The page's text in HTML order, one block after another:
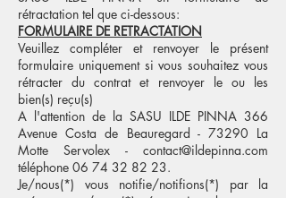
rétractation tel que ci-dessous:
FORMULAIRE DE RETRACTATION
Veuillez compléter et renvoyer le présent
formulaire uniquement si vous souhaitez vous
rétracter du contrat et renvoyer le ou les
bien(s) reçu(s)
A l'attention de la SASU ILDE PINNA 366
Avenue Costa de Beauregard - 73290 La
Motte Servolex -
contact@ildepinna.com
téléphone 06 74 32 82 23.
Je/nous(*) vous notifie/notifions(*) par la